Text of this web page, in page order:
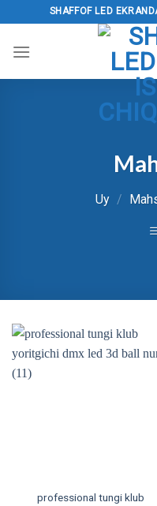
o‘tish
SHAFFOF LED
Uy /
professional tungi klub